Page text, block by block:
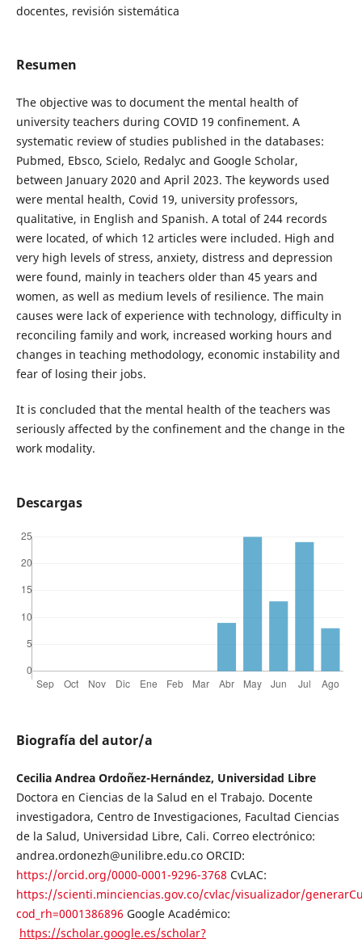
docentes, revisión sistemática
Resumen
The objective was to document the mental health of
university teachers during COVID 19 confinement. A
systematic review of studies published in the databases:
Pubmed, Ebsco, Scielo, Redalyc and Google Scholar,
between January 2020 and April 2023. The keywords used
were mental health, Covid 19, university professors,
qualitative, in English and Spanish. A total of 244 records
were located, of which 12 articles were included. High and
very high levels of stress, anxiety, distress and depression
were found, mainly in teachers older than 45 years and
women, as well as medium levels of resilience. The main
causes were lack of experience with technology, difficulty in
reconciling family and work, increased working hours and
changes in teaching methodology, economic instability and
fear of losing their jobs.
It is concluded that the mental health of the teachers was
seriously affected by the confinement and the change in the
work modality.
Descargas
Biografía del autor/a
Cecilia Andrea Ordoñez-Hernández, Universidad Libre
Doctora en Ciencias de la Salud en el Trabajo. Docente
investigadora, Centro de Investigaciones, Facultad Ciencias
de la Salud, Universidad Libre, Cali. Correo electrónico:
andrea.ordonezh@unilibre.edu.co ORCID:
https://orcid.org/0000-0001-9296-3768 CvLAC:
https://scienti.minciencias.gov.co/cvlac/visualizador/
cod_rh=0001386896 Google Académico:
https://scholar.google.es/scholar?